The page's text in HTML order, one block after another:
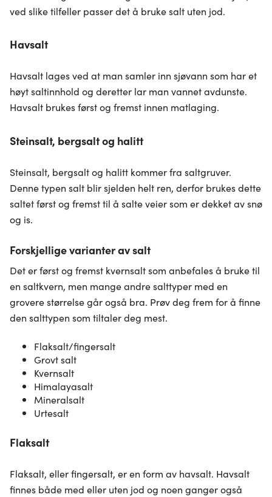
ved slike tilfeller passer det å bruke salt uten jod.
Havsalt
Havsalt lages ved at man samler inn sjøvann som har et
høyt saltinnhold og deretter lar man vannet avdunste.
Havsalt brukes først og fremst innen matlaging.
Steinsalt, bergsalt og halitt
Steinsalt, bergsalt og halitt kommer fra saltgruver.
Denne typen salt blir sjelden helt ren, derfor brukes dette
saltet først og fremst til å salte veier som er dekket av snø
og is.
Forskjellige varianter av salt
Det er først og fremst kvernsalt som anbefales å bruke til
en saltkvern, men mange andre salttyper med en
grovere størrelse går også bra. Prøv deg frem for å finne
den salttypen som tiltaler deg mest.
Flaksalt/fingersalt
Grovt salt
Kvernsalt
Himalayasalt
Mineralsalt
Urtesalt
Flaksalt
Flaksalt, eller fingersalt, er en form av havsalt. Havsalt
finnes både med eller uten jod og noen ganger også